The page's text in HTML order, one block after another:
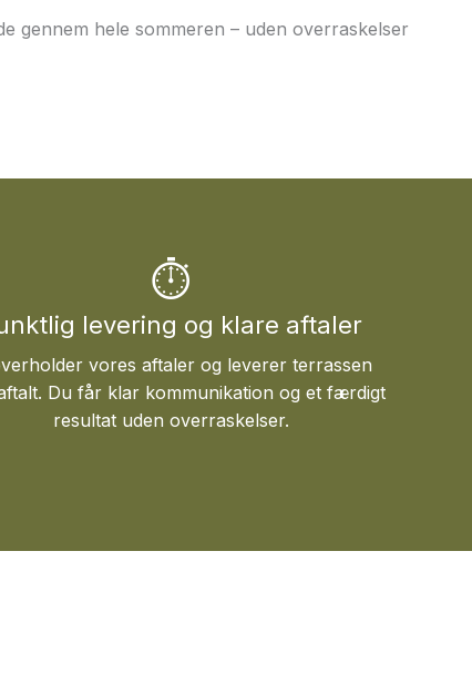
gennem hele sommeren – uden overraskelser
⏱
levering og klare aftaler
vores aftaler og leverer terrassen
Du får klar kommunikation og et færdigt
resultat uden overraskelser.